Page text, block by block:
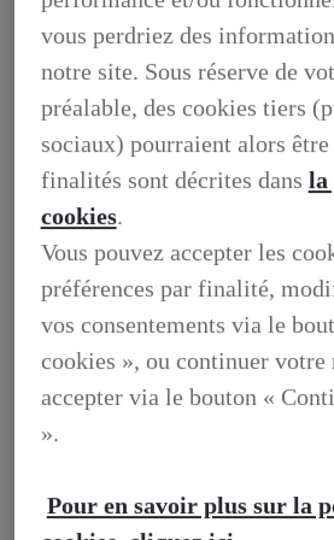
BUSINESS
PROFESSIONNELS
BUSINESS, DECOUVREZ NOS
AUX PROFESSIONNELS
Verification du
Controle technique
vous perdriez des
notre site. Sous réserve de
préalable, des cookies tiers
sociaux) pourraient alors être
finalités sont décrites dans la
cookies.
Vous pouvez accepter les
préférences par finalité,
vos consentements via le
cookies », ou continuer votre
accepter via le bouton «
».
Pour en savoir plus sur la